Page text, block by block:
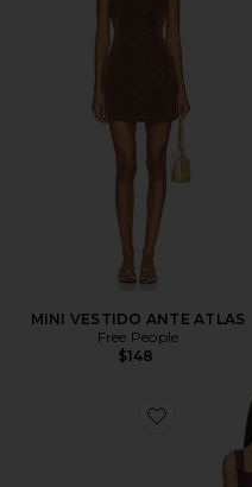
MINI VESTIDO ANTE ATLAS
Free People
$148
Favorite